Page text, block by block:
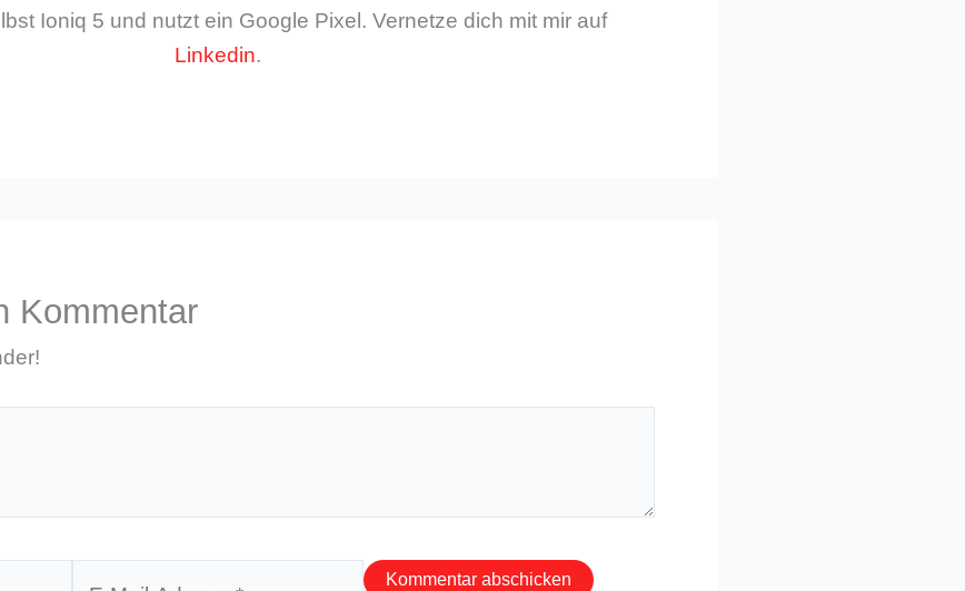
Ioniq 5 und nutzt ein Google Pixel. Vernetze dich mit mir auf
Linkedin.
Kommentar